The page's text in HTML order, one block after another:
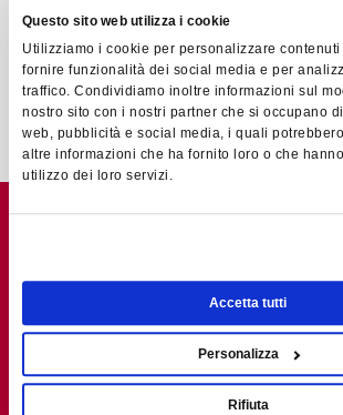
Questo sito web utilizza i cookie
Utilizziamo i cookie per personalizzare
fornire funzionalità dei social media e per
traffico. Condividiamo inoltre informazioni sul
nostro sito con i nostri partner che si occupano
web, pubblicità e social media, i quali
altre informazioni che ha fornito loro o che
utilizzo dei loro servizi.
Accetta tutti
Personalizza
Rifiuta
scaricare il pdf compila il form qui di
RICHIEDI CASE
Compila il form e riceverai il materiale